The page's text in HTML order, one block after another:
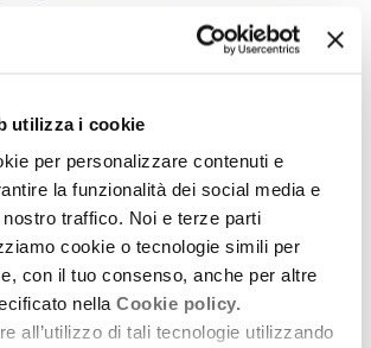
utilizza i cookie
per personalizzare contenuti e
la funzionalità dei social media e
traffico. Noi e terze parti
cookie o tecnologie simili per
con il tuo consenso, anche per altre
nella Cookie policy.
all’utilizzo di tali tecnologie utilizzando
, che sostituisce la
(L.R. n. 37/1994), ora abrogata,
la disciplina in materia.
regionale è quello di consolidare,
tale offerta espressa dal territorio e le
derivano, incrementando le opportunità di
cittadini e sollecitando i soggetti promotori
e sinergie con i soggetti pubblici e